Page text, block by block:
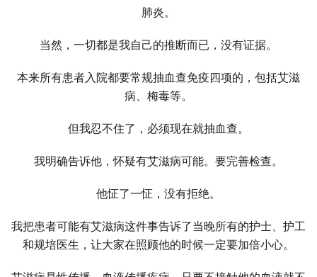
肺炎。
当然，一切都是我自己的推断而已，没有证据。
本来所有患者入院都要常规抽血查免疫四项的，包括艾滋
病、梅毒等。
但我忍不住了，必须现在就抽血查。
我明确告诉他，怀疑有艾滋病可能。要完善检查。
他怔了一怔，没有拒绝。
我把患者可能有艾滋病这件事告诉了当晚所有的护士、护工
和规培医生，让大家在照顾他的时候一定要加倍小心。